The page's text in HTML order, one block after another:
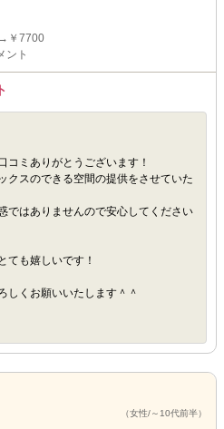
￥7700
ント
コミありがとうございます！
クスのできる空間の提供をさせていた
ではありませんので安心してください
ても嬉しいです！
しくお願いいたします＾＾
（女性/～10代前半）